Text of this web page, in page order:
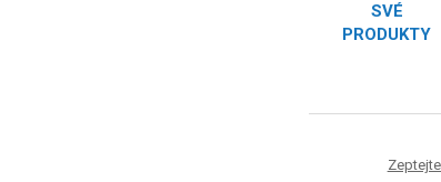
SVÉ
PRODUKTY